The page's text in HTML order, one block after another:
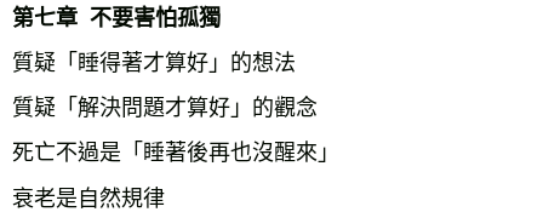
第七章  不要害怕孤獨
質疑「睡得著才算好」的想法
質疑「解決問題才算好」的觀念
死亡不過是「睡著後再也沒醒來」
衰老是自然規律